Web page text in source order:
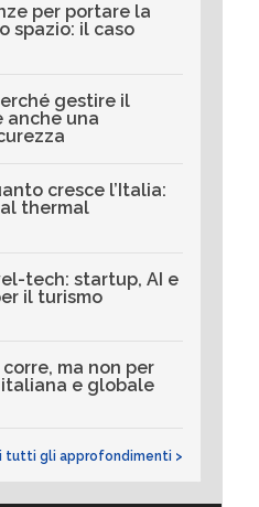
per portare la
spazio: il caso
gestire il
anche una
cresce l’Italia:
thermal
tech: startup, AI e
il turismo
corre, ma non per
e globale
tutti gli approfondimenti >